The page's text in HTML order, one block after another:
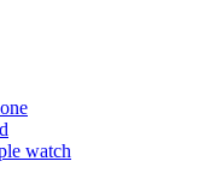
watch